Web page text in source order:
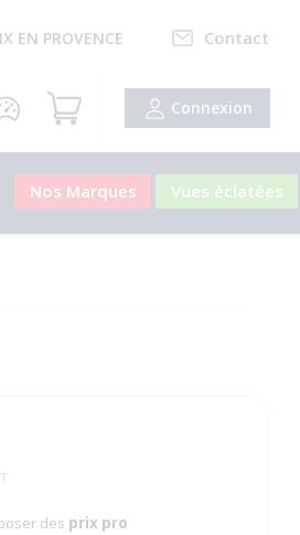
EN PROVENCE Contact
Connexion
Nos Marques Vues éclatées
des prix pro